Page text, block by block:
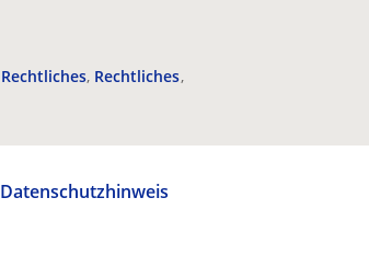
Rechtliches Rechtliches
Datenschutzhinweis